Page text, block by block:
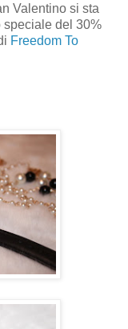
Valentino si sta
speciale del 30%
Freedom To